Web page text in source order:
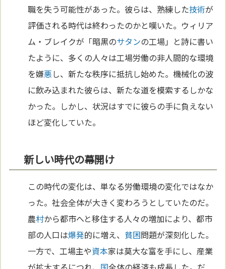
職を失う可能性があった。彼らは、熟練した技術が
評価される時代は終わったのかと嘆いた。ウィリア
ム・ブレイクが「暗黒のサタンの工場」と詩に書い
たように、多くの人々は工場労働の非人間的な環境
を嫌悪し、新たな秩序に抵抗し始めた。機械化の波
に飲み込まれた彼らは、新たな道を模索するしかな
かった。しかし、状況はすでに彼らの手に負えない
ほど変化していた。
新しい時代の幕開け
この時代の変化は、単なる労働環境の変化ではなか
った。社会全体が大きく変わろうとしていたのだ。
農村から都市へと移住する人々の増加により、都市
部の人口は爆発的に増え、 貧困問題が深刻化した。
一方で、工場主や資本家は莫大な富を手にし、産業